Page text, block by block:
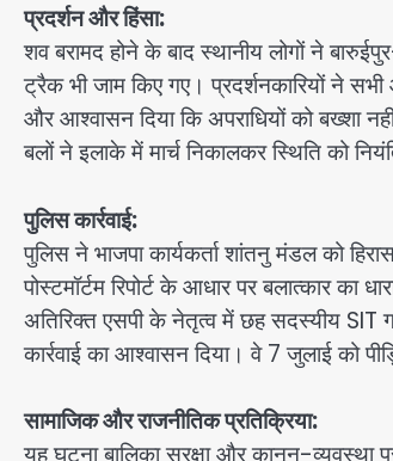
प्रदर्शन और हिंसा:
शव बरामद होने के बाद स्थानीय लोगों ने
ट्रैक भी जाम किए गए। प्रदर्शनकारियों ने
और आश्वासन दिया कि अपराधियों को बख्शा
बलों ने इलाके में मार्च निकालकर स्थिति को
पुलिस कार्रवाई:
पुलिस ने भाजपा कार्यकर्ता शांतनु मंडल को
पोस्टमॉर्टम रिपोर्ट के आधार पर बलात्कार
अतिरिक्त एसपी के नेतृत्व में छह सदस्यीय SIT
कार्रवाई का आश्वासन दिया। वे 7 जुलाई को
सामाजिक और राजनीतिक प्रतिक्रिया:
यह घटना बालिका सुरक्षा और कानून-व्यवस्था